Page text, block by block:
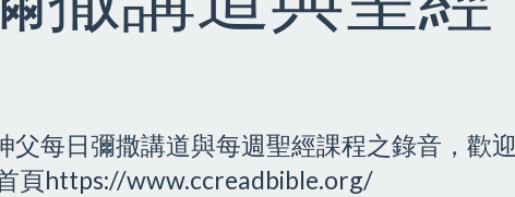
每日彌撒講道與每週聖經課程之錄音，歡迎
頁https://www.ccreadbible.org/